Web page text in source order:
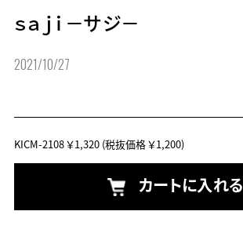
ｓａｊｉ－サジ－
2021/10/27
KICM-2108￥1,320(税抜価格 ￥1,200)
カートに入れる